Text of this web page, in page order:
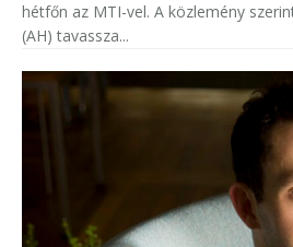
hétfőn az MTI-vel. A közlemény szerint az Antenna Hungária
(AH) tavassza...